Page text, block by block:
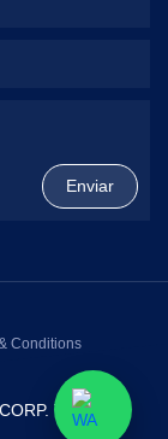
Todos los
Conditions